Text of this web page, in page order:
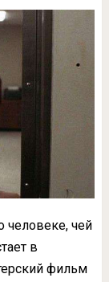
человеке, чей
в
фильм